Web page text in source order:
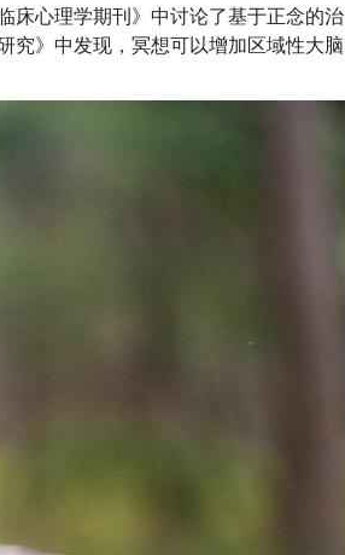
床心理学期刊》中讨论了基于正念的治
究》中发现，冥想可以增加区域性大脑